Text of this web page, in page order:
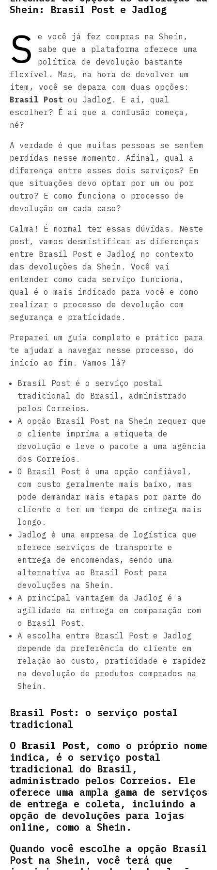
Shein: Brasil Post e Jadlog
S
e você já fez compras na Shein,
sabe que a plataforma oferece uma
política de devolução bastante
flexível. Mas, na hora de devolver um
item, você se depara com duas opções:
Brasil Post ou Jadlog. E aí, qual
escolher? É aí que a confusão começa,
né?
A verdade é que muitas pessoas se sentem
perdidas nesse momento. Afinal, qual a
diferença entre esses dois serviços? Em
que situações devo optar por um ou por
outro? E como funciona o processo de
devolução em cada caso?
Calma! É normal ter essas dúvidas. Neste
post, vamos desmistificar as diferenças
entre Brasil Post e Jadlog no contexto
das devoluções da Shein. Você vai
entender como cada serviço funciona,
qual é o mais indicado para você e como
realizar o processo de devolução com
segurança e praticidade.
Preparei um guia completo e prático para
te ajudar a navegar nesse processo, do
início ao fim. Vamos lá?
Brasil Post é o serviço postal
tradicional do Brasil, administrado
pelos Correios.
A opção Brasil Post na Shein requer que
o cliente imprima a etiqueta de
devolução e leve o pacote a uma agência
dos Correios.
O Brasil Post é uma opção confiável,
com custo geralmente mais baixo, mas
pode demandar mais etapas por parte do
cliente e ter um tempo de entrega mais
longo.
Jadlog é uma empresa de logística que
oferece serviços de transporte e
entrega de encomendas, sendo uma
alternativa ao Brasil Post para
devoluções na Shein.
A principal vantagem da Jadlog é a
agilidade na entrega em comparação com
o Brasil Post.
A escolha entre Brasil Post e Jadlog
depende da preferência do cliente em
relação ao custo, praticidade e rapidez
na devolução de produtos comprados na
Shein.
Brasil Post: o serviço postal
tradicional
O Brasil Post, como o próprio nome
indica, é o serviço postal
tradicional do Brasil,
administrado pelos Correios. Ele
oferece uma ampla gama de serviços
de entrega e coleta, incluindo a
opção de devoluções para lojas
online, como a Shein.
Quando você escolhe a opção Brasil
Post na Shein, você terá que